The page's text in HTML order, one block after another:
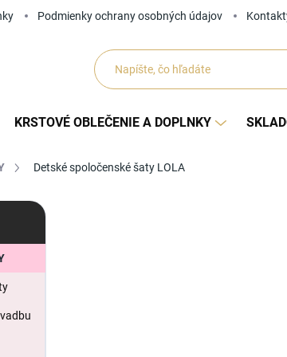
Podmienky ochrany osobných údajov
KRSTOVÉ OBLEČENIE A DOPLNKY
Detské spoločenské šaty LOLA